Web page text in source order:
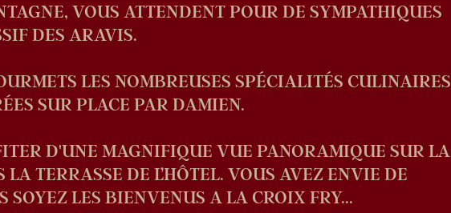
VOUS ATTENDENT POUR DE SYMPATHIQUES
DES ARAVIS.
LES NOMBREUSES SPÉCIALITÉS CULINAIRES
SUR PLACE PAR DAMIEN.
D'UNE MAGNIFIQUE VUE PANORAMIQUE SUR LA
TERRASSE DE L’HÔTEL. VOUS AVEZ ENVIE DE
SOYEZ LES BIENVENUS A LA CROIX FRY...